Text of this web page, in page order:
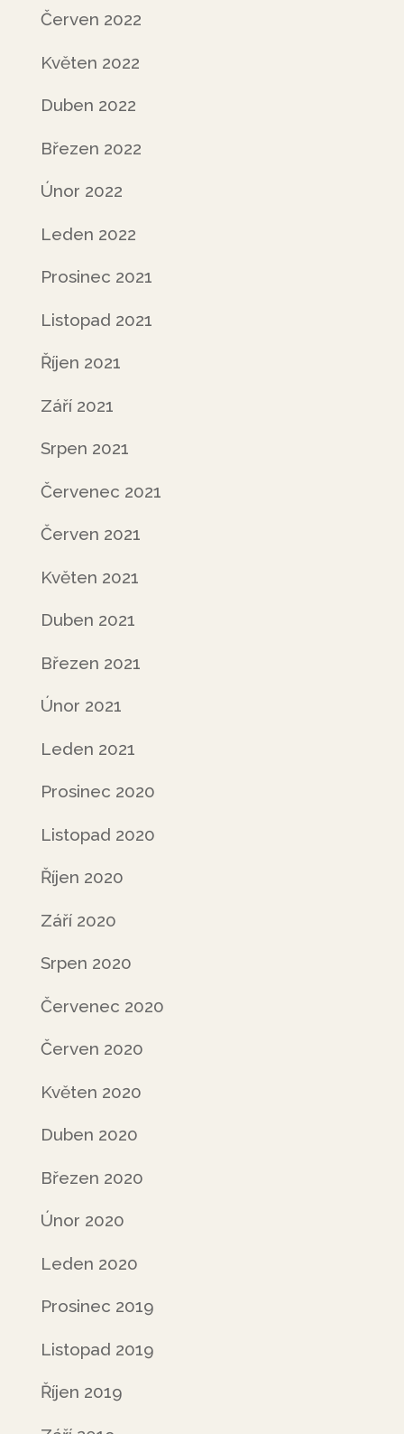
Červen 2022
Květen 2022
Duben 2022
Březen 2022
Únor 2022
Leden 2022
Prosinec 2021
Listopad 2021
Říjen 2021
Září 2021
Srpen 2021
Červenec 2021
Červen 2021
Květen 2021
Duben 2021
Březen 2021
Únor 2021
Leden 2021
Prosinec 2020
Listopad 2020
Říjen 2020
Září 2020
Srpen 2020
Červenec 2020
Červen 2020
Květen 2020
Duben 2020
Březen 2020
Únor 2020
Leden 2020
Prosinec 2019
Listopad 2019
Říjen 2019